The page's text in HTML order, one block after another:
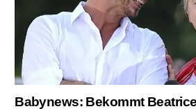
Babynews: Bekommt